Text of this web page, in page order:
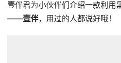
壹伴君为小伙伴们介绍一款利用
——壹伴，用过的人都说好哦！